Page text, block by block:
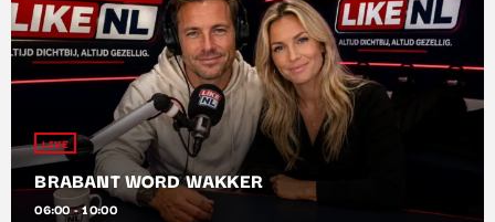
LIVE
BRABANT WORD WAKKER
06:00 - 10:00